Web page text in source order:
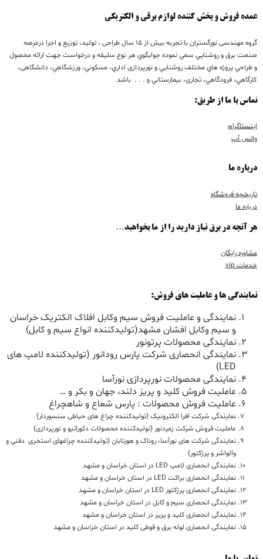
عمده فروش و پخش کننده لوازم برقی و الکتریکی
گروه مهندسی نورگستران با تجربه بيش از 15 سال طراحی ، تولید، توزیع و اجرا درعرصه
صنعت برق و روشنايي سعي نموده جوابگوي هر نوع سليقه و درخواست جهت ارائه محصول
و طراحي پروژه هاي مختلف روشنايي و نورپردازی اداري، مسكوني، ورزشگاهي، دانشگاهی،
كارگاهي، فرودگاهي، تجاری، بيمارستاني و . . . باشد.
تماس با ما از طریق:
اینستاگرام
واتس آپ
درباره ما
تاریخچه فروشگاه
درباره ما
هر آنچه در برق نیاز دارید را از ما بخواهید…
مشاوره رایگان
خدمات vip
نمایندگی ها و عاملیت های فروش:
نمایندگی و عاملیت فروش سیم وکابل افلاک الکتریک خراسان
و سیم وکابل افشان مشهد(تولیدکننده انواع سیم و کابل)
نمایندگی محصولات پرتونور
نمایندگی انحصاری شرکت پارس رودانور (تولیدکننده لامپ های
LED)
نمایندگی محصولات نورپردازی نورآسا
عاملیت فروش کلید و پریز دلند، جهان و بکر و …
عاملیت فروش محصولات : پارس شعاع و شاهچراغ
نمایندگی شرکت افرا الکترونیک (تولیدکننده چراغ های حیاطی سنسوردار)
عاملیت فروش شرکت زمردنور (تولیدکننده محصولات دکوراتیو و نورپردازی)
نمایندگی شرکت های نورآسا، روناک و هورتابان (تولیدکننده چراغهای استخری دفنی و
والواشر و پرژکتور)
نمایندگی انحصاری لامپ LED در استان خراسان و مشهد
نمایندگی انحصاری براکت LED در استان خراسان و مشهد
نمایندگی انحصاری پرژکتور LED در استان خراسان و مشهد
نمایندگی انحصاری سیم و کابل در استان خراسان و مشهد
نمایندگی انحصاری کلید و پریز در استان خراسان و مشهد
نمایندگی انحصاری لوله برق و قوطی کلید در استان خراسان و مشهد